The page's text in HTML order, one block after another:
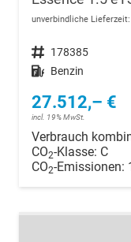
unverbindliche
Fahrzeugnr. 178385
Kraftstoff Benzin
27.512,– €
incl. 19% MwSt.
Verbrauch
CO2-Klasse: C
CO2-Emissionen: